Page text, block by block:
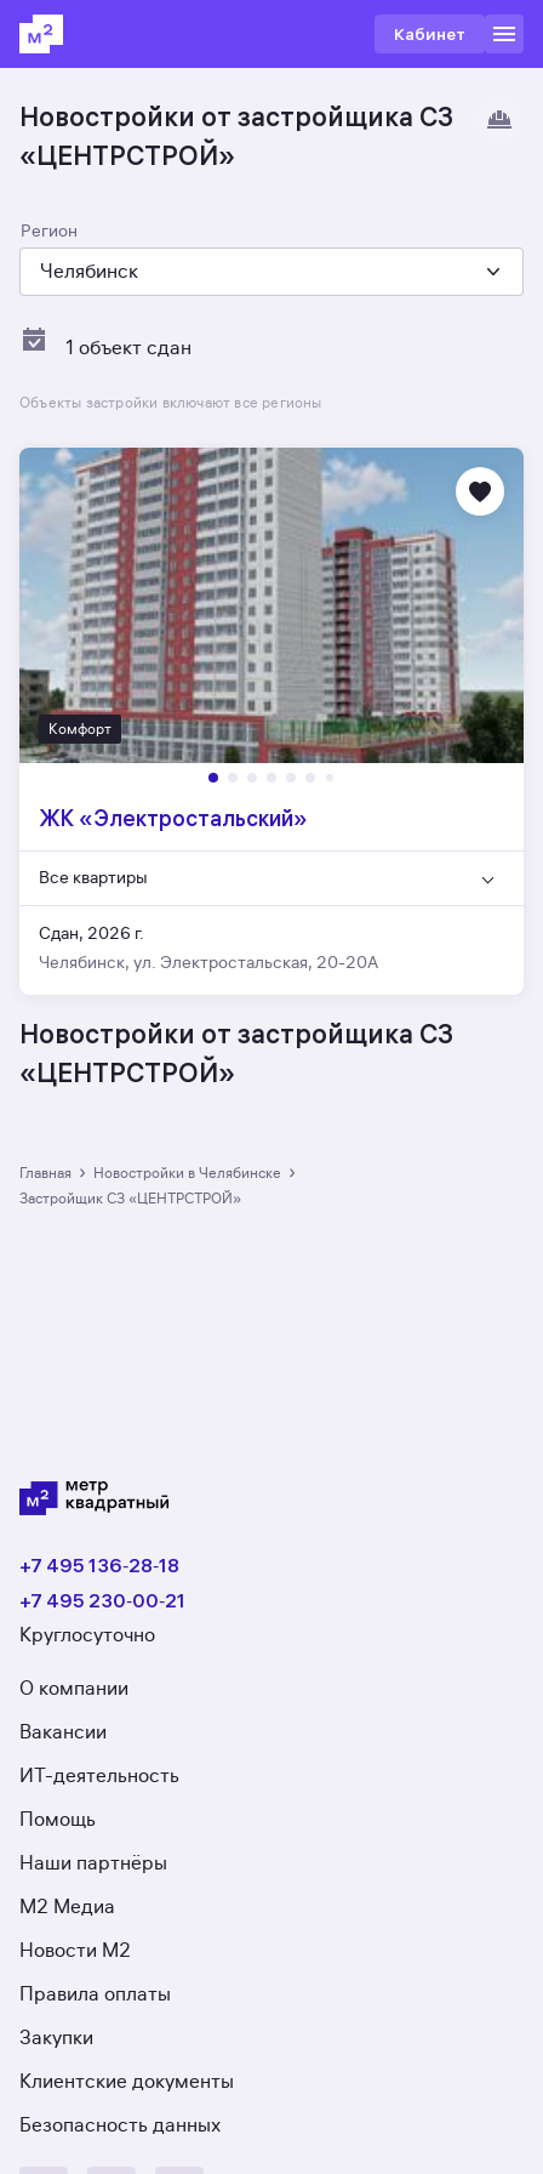
Кабинет
Новостройки от застройщика СЗ
«ЦЕНТРСТРОЙ»
Регион
Челябинск
1 объект сдан
Объекты застройки включают все регионы
Комфорт
ЖК «Электростальский»
Все квартиры
Сдан, 2026 г.
Челябинск, ул. Электростальская, 20-20А
Новостройки от застройщика СЗ
«ЦЕНТРСТРОЙ»
Главная › Новостройки в Челябинске ›
Застройщик СЗ «ЦЕНТРСТРОЙ»
+7 495 136‑28‑18
+7 495 230‑00‑21
Круглосуточно
О компании
Вакансии
ИТ-деятельность
Помощь
Наши партнёры
М2 Медиа
Новости М2
Правила оплаты
Закупки
Клиентские документы
Безопасность данных